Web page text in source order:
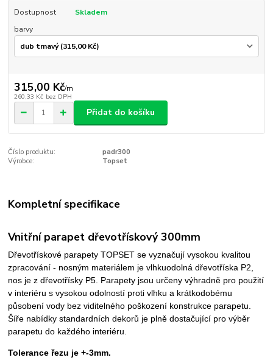
Dostupnost
Skladem
barvy
315,00 Kč/m
260,33 Kč bez DPH
Přidat do košíku
Číslo produktu:
padr300
Výrobce:
Topset
Kompletní specifikace
Vnitřní parapet dřevotřískový 300mm
Dřevotřískové parapety TOPSET se vyznačují vysokou kvalitou
zpracování - nosným materiálem je vlhkuodolná dřevotříska P2,
nos je z dřevotřísky P5. Parapety jsou určeny výhradně pro použití
v interiéru s vysokou odolností proti vlhku a krátkodobému
působení vody bez viditelného poškození konstrukce parapetu.
Šíře nabídky standardních dekorů je plně dostačující pro výběr
parapetu do každého interiéru.
Tolerance řezu je +-3mm.